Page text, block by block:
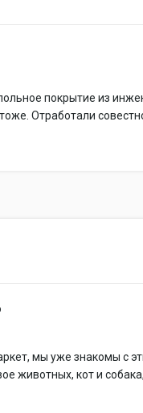
покрытие из
Отработали
мы уже знакомы с
животных, кот и